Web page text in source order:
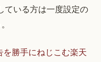
ている方は一度設定の
を勝手にねじこむ楽天